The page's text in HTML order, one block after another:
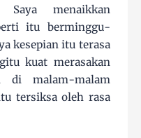
Saya menaikkan
itu berminggu-
kesepian itu terasa
kuat merasakan
di malam-malam
tersiksa oleh rasa